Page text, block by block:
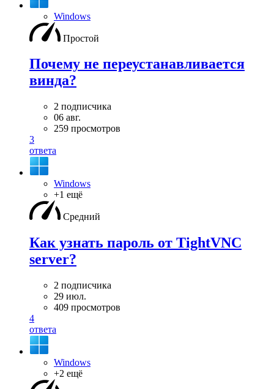
Windows
Простой
Почему не переустанавливается
винда?
2 подписчика
06 авг.
259 просмотров
3
ответа
Windows
+1 ещё
Средний
Как узнать пароль от TightVNC
server?
2 подписчика
29 июл.
409 просмотров
4
ответа
Windows
+2 ещё